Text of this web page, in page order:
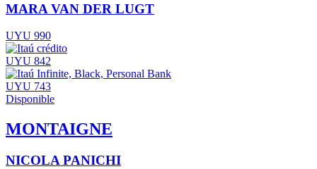
MARA VAN DER LUGT
UYU 990
UYU 842
UYU 743
Disponible
MONTAIGNE
NICOLA PANICHI